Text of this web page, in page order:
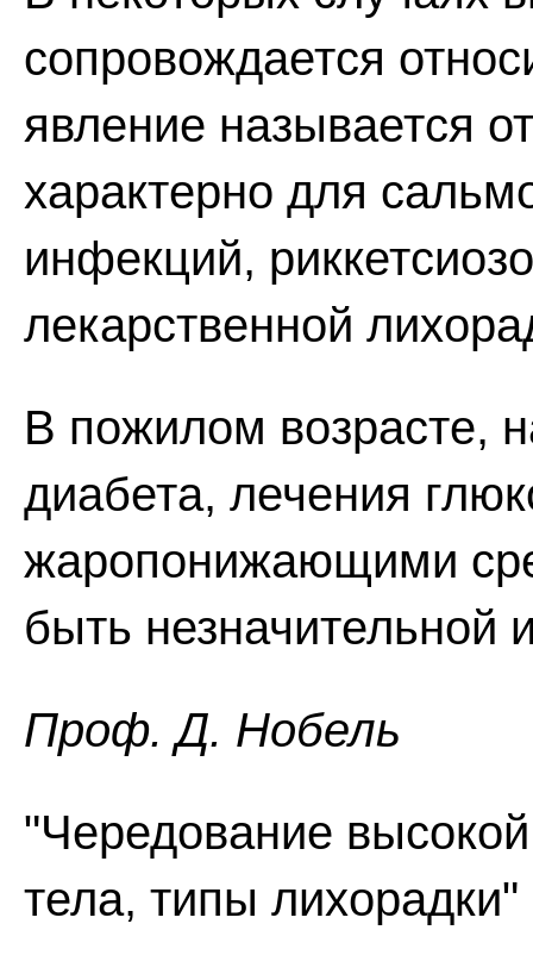
сопровождается
явление называется
характерно для
инфекций,
лекарственной
В пожилом возрасте,
диабета, лечения
жаропонижающими
быть незначительной
Проф. Д. Нобель
"Чередование
тела, типы